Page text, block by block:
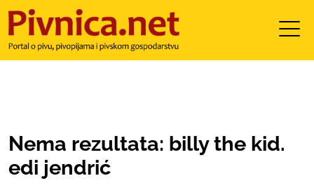
Nema rezultata: billy the kid.
edi jendrić